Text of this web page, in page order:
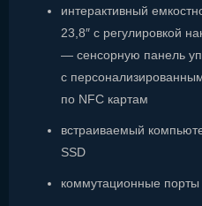
интерактивный
23,8″ с регулировкой
— сенсорную панель
с
по NFC картам
встраиваемый
SSD
коммутационные порты